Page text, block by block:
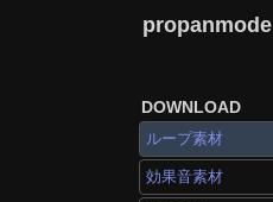
propanmode
DOWNLOAD
ループ素材
効果音素材